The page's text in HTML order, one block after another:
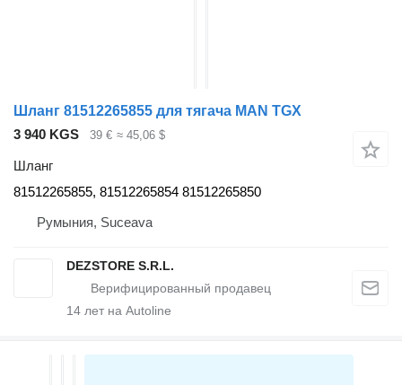
Шланг 81512265855 для тягача MAN TGX
3 940 KGS
39 € ≈ 45,06 $
Шланг
81512265855, 81512265854 81512265850
Румыния, Suceava
DEZSTORE S.R.L.
14 лет на Autoline